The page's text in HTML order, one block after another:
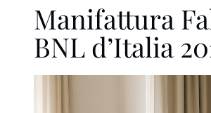
Manifattura
BNL d’Italia